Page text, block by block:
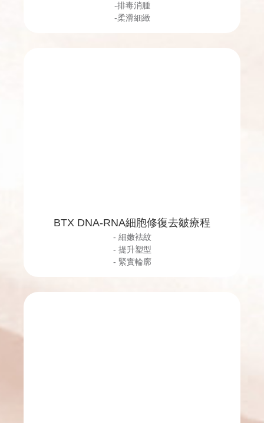
-排毒消腫
-柔滑細緻
BTX DNA-RNA細胞修復去皺療程
- 細嫩袪紋
- 提升塑型
- 緊實輪廓